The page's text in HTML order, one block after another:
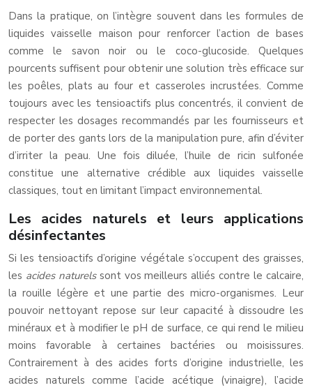
Dans la pratique, on l’intègre souvent dans les formules de
liquides vaisselle maison pour renforcer l’action de bases
comme le savon noir ou le coco-glucoside. Quelques
pourcents suffisent pour obtenir une solution très efficace sur
les poêles, plats au four et casseroles incrustées. Comme
toujours avec les tensioactifs plus concentrés, il convient de
respecter les dosages recommandés par les fournisseurs et
de porter des gants lors de la manipulation pure, afin d’éviter
d’irriter la peau. Une fois diluée, l’huile de ricin sulfonée
constitue une alternative crédible aux liquides vaisselle
classiques, tout en limitant l’impact environnemental.
Les acides naturels et leurs applications
désinfectantes
Si les tensioactifs d’origine végétale s’occupent des graisses,
les acides naturelssont vos meilleurs alliés contre le calcaire,
la rouille légère et une partie des micro-organismes. Leur
pouvoir nettoyant repose sur leur capacité à dissoudre les
minéraux et à modifier le pH de surface, ce qui rend le milieu
moins favorable à certaines bactéries ou moisissures.
Contrairement à des acides forts d’origine industrielle, les
acides naturels comme l’acide acétique (vinaigre), l’acide